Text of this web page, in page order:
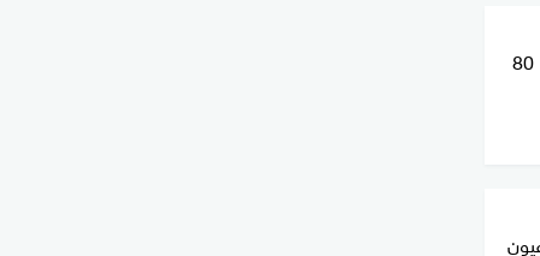
واشنطن تكشف حصيلة الضربات.. 80